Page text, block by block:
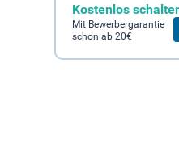
Kostenlos
Mit Bewerbergarantie
schon ab 20€